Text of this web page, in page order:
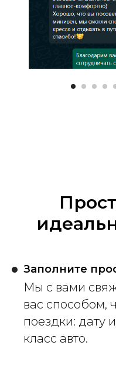
Заполните
Мы с вами
вас способом,
поездки: дату
класс авто.